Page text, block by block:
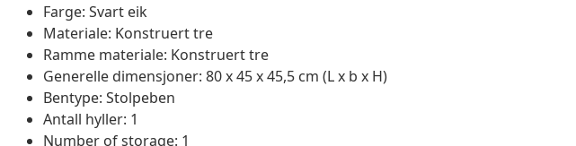
Farge: Svart eik
Materiale: Konstruert tre
Ramme materiale: Konstruert tre
Generelle dimensjoner: 80 x 45 x 45,5 cm (L x b x H)
Bentype: Stolpeben
Antall hyller: 1
Number of storage: 1